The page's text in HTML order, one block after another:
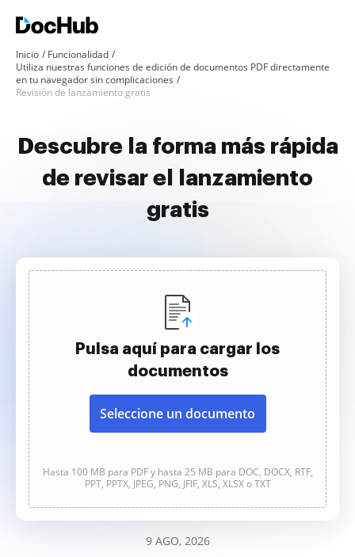
Inicio
Funcionalidad
Utiliza nuestras funciones de edición de documentos PDF directamente
en tu navegador sin complicaciones
Revisión de lanzamiento gratis
Descubre la forma más rápida
de revisar el lanzamiento
gratis
Pulsa aquí para cargar los
documentos
Seleccione un documento
Hasta 100 MB para PDF y hasta 25 MB para DOC, DOCX, RTF,
PPT, PPTX, JPEG, PNG, JFIF, XLS, XLSX o TXT
9 AGO, 2026